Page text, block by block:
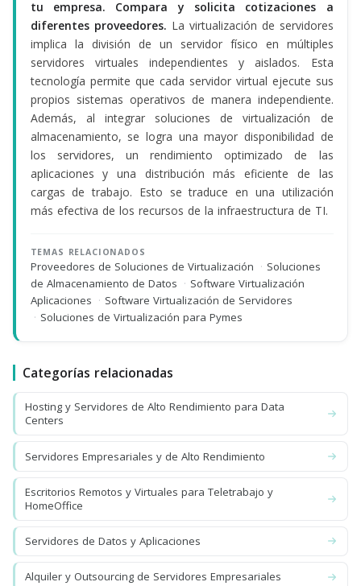
tu empresa. Compara y solicita cotizaciones a
diferentes proveedores. La virtualización de servidores
implica la división de un servidor físico en múltiples
servidores virtuales independientes y aislados. Esta
tecnología permite que cada servidor virtual ejecute sus
propios sistemas operativos de manera independiente.
Además, al integrar soluciones de virtualización de
almacenamiento, se logra una mayor disponibilidad de
los servidores, un rendimiento optimizado de las
aplicaciones y una distribución más eficiente de las
cargas de trabajo. Esto se traduce en una utilización
más efectiva de los recursos de la infraestructura de TI.
TEMAS RELACIONADOS
Proveedores de Soluciones de Virtualización · Soluciones
de Almacenamiento de Datos · Software Virtualización
Aplicaciones · Software Virtualización de Servidores
· Soluciones de Virtualización para Pymes
Categorías relacionadas
Hosting y Servidores de Alto Rendimiento para Data
Centers
Servidores Empresariales y de Alto Rendimiento
Escritorios Remotos y Virtuales para Teletrabajo y
HomeOffice
Servidores de Datos y Aplicaciones
Alquiler y Outsourcing de Servidores Empresariales